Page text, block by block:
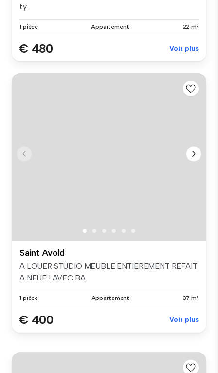
ty...
1 pièce Appartement 22 m²
€ 480 Voir plus
Saint Avold
A LOUER STUDIO MEUBLE ENTIEREMENT REFAIT
A NEUF ! AVEC BA...
1 pièce Appartement 37 m²
€ 400 Voir plus